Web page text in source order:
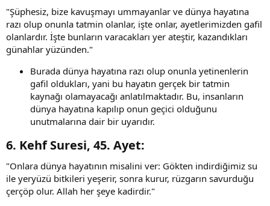
"Şüphesiz, bize kavuşmayı ummayanlar ve dünya hayatına
razı olup onunla tatmin olanlar, işte onlar, ayetlerimizden gafil
olanlardır. İşte bunların varacakları yer ateştir, kazandıkları
günahlar yüzünden."
Burada dünya hayatına razı olup onunla yetinenlerin
gafil oldukları, yani bu hayatın gerçek bir tatmin
kaynağı olamayacağı anlatılmaktadır. Bu, insanların
dünya hayatına kapılıp onun geçici olduğunu
unutmalarına dair bir uyarıdır.
6. Kehf Suresi, 45. Ayet:​
"Onlara dünya hayatının misalini ver: Gökten indirdiğimiz su
ile yeryüzü bitkileri yeşerir, sonra kurur, rüzgarın savurduğu
çerçöp olur. Allah her şeye kadirdir."